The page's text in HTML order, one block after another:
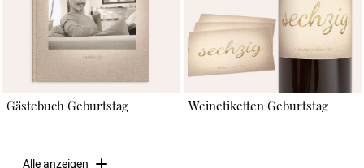
Gästebuch Geburtstag Weinetiketten Geburtstag
Alle anzeigen